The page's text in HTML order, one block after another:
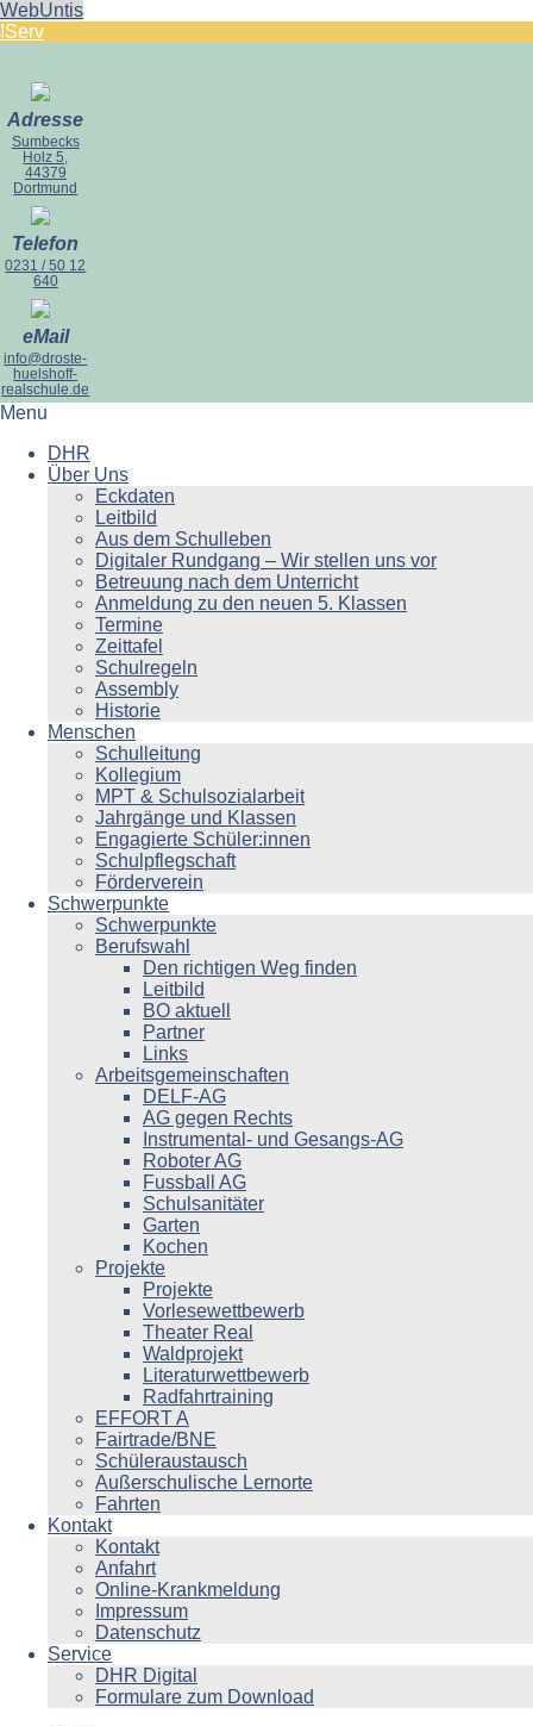
WebUntis
IServ
Adresse
Sumbecks
Holz 5,
44379
Dortmund
Telefon
0231 / 50 12
640
eMail
info@droste-
huelshoff-
realschule.de
Menu
DHR
Über Uns
Eckdaten
Leitbild
Aus dem Schulleben
Digitaler Rundgang – Wir stellen uns vor
Betreuung nach dem Unterricht
Anmeldung zu den neuen 5. Klassen
Termine
Zeittafel
Schulregeln
Assembly
Historie
Menschen
Schulleitung
Kollegium
MPT & Schulsozialarbeit
Jahrgänge und Klassen
Engagierte Schüler:innen
Schulpflegschaft
Förderverein
Schwerpunkte
Schwerpunkte
Berufswahl
Den richtigen Weg finden
Leitbild
BO aktuell
Partner
Links
Arbeitsgemeinschaften
DELF-AG
AG gegen Rechts
Instrumental- und Gesangs-AG
Roboter AG
Fussball AG
Schulsanitäter
Garten
Kochen
Projekte
Projekte
Vorlesewettbewerb
Theater Real
Waldprojekt
Literaturwettbewerb
Radfahrtraining
EFFORT A
Fairtrade/BNE
Schüleraustausch
Außerschulische Lernorte
Fahrten
Kontakt
Kontakt
Anfahrt
Online-Krankmeldung
Impressum
Datenschutz
Service
DHR Digital
Formulare zum Download